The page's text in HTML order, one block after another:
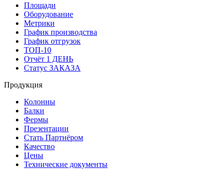
Площади
Оборудование
Метрики
График производства
График отгрузок
ТОП-10
Отчёт 1 ДЕНЬ
Статус ЗАКАЗА
Продукция
Колонны
Балки
Фермы
Презентации
Стать Партнёром
Качество
Цены
Технические документы